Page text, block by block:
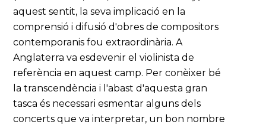
aquest sentit, la seva implicació en la
comprensió i difusió d'obres de compositors
contemporanis fou extraordinària. A
Anglaterra va esdevenir el violinista de
referència en aquest camp. Per conèixer bé
la transcendència i l'abast d'aquesta gran
tasca és necessari esmentar alguns dels
concerts que va interpretar, un bon nombre